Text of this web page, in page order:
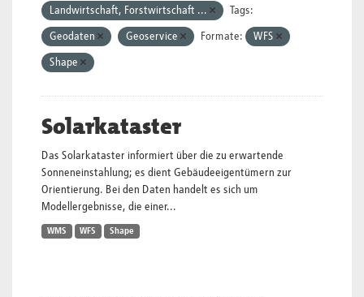
Landwirtschaft, Forstwirtschaft ... Tags:
Geodaten Geoservice Formate: WFS
Shape
Solarkataster
Das Solarkataster informiert über die zu erwartende
Sonneneinstahlung; es dient Gebäudeeigentümern zur
Orientierung. Bei den Daten handelt es sich um
Modellergebnisse, die einer...
WMS WFS Shape